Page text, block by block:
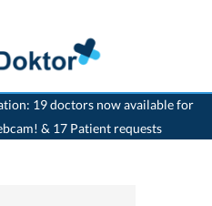
19 doctors now available for
& 17 Patient requests
(16 mg) BGP Products GmbH